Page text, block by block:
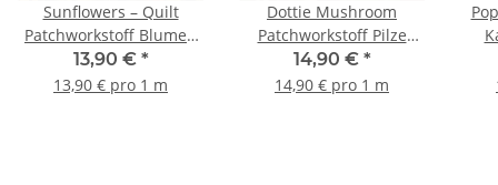
Sunflowers – Quilt
Patchworkstoff Blumen
dunkelgrün, kiwi,
orange, gelb
13,90 € *
13,90 € pro 1 m
Dottie Mushroom
Patchworkstoff Pilze
grün, braun, beige,
hellblau
14,90 € *
14,90 € pro 1 m